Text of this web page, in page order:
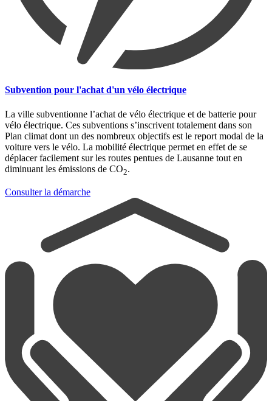
Subvention pour l'achat d'un vélo électrique
La ville subventionne l’achat de vélo électrique et de batterie pour
vélo électrique. Ces subventions s’inscrivent totalement dans son
Plan climat dont un des nombreux objectifs est le report modal de la
voiture vers le vélo. La mobilité électrique permet en effet de se
déplacer facilement sur les routes pentues de Lausanne tout en
diminuant les émissions de CO2.
Consulter la démarche